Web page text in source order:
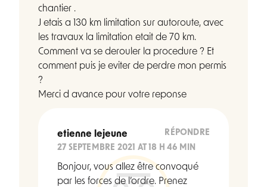
chantier .
J etais a 130 km limitation sur autoroute, avec
les travaux la limitation etait de 70 km.
Comment va se derouler la procedure ? Et
comment puis je eviter de perdre mon permis
?
Merci d avance pour votre reponse
etienne lejeune
27 SEPTEMBRE 2021 AT 18 H 46 MIN
RÉPONDRE
Bonjour, vous allez être convoqué
par les forces de l’ordre. Prenez